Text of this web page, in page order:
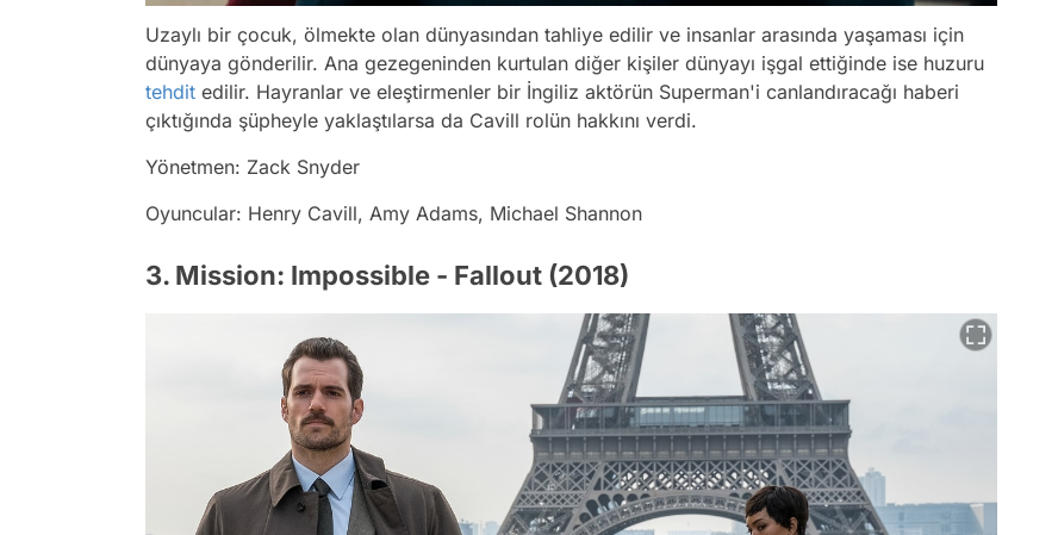
Uzaylı bir çocuk, ölmekte olan dünyasından tahliye edilir ve insanlar arasında yaşaması için
dünyaya gönderilir. Ana gezegeninden kurtulan diğer kişiler dünyayı işgal ettiğinde ise huzuru
tehdit edilir. Hayranlar ve eleştirmenler bir İngiliz aktörün Superman'i canlandıracağı haberi
çıktığında şüpheyle yaklaştılarsa da Cavill rolün hakkını verdi.
Yönetmen: Zack Snyder
Oyuncular: Henry Cavill, Amy Adams, Michael Shannon
3. Mission: Impossible - Fallout (2018)